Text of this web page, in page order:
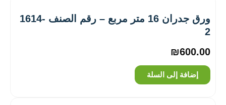
ورق جدران 16 متر مربع – رقم الصنف ‎1614-
2
₪600.00
إضافة إلى السلة